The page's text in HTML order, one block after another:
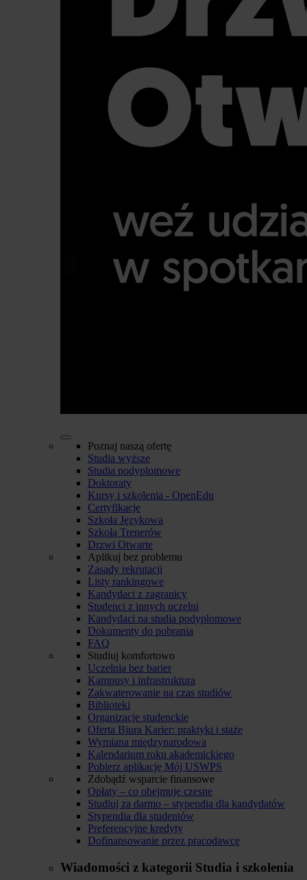
Poznaj naszą ofertę
Studia wyższe
Studia podyplomowe
Doktoraty
Kursy i szkolenia - OpenEdu
Certyfikacje
Szkoła Językowa
Szkoła Trenerów
Drzwi Otwarte
Aplikuj bez problemu
Zasady rekrutacji
Listy rankingowe
Kandydaci z zagranicy
Studenci z innych uczelni
Kandydaci na studia podyplomowe
Dokumenty do pobrania
FAQ
Studiuj komfortowo
Uczelnia bez barier
Kampusy i infrastruktura
Zakwaterowanie na czas studiów
Biblioteki
Organizacje studenckie
Oferta Biura Karier: praktyki i staże
Wymiana międzynarodowa
Kalendarium roku akademickiego
Pobierz aplikację Mój USWPS
Zdobądź wsparcie finansowe
Opłaty – co obejmuje czesne
Studiuj za darmo – stypendia dla kandydatów
Stypendia dla studentów
Preferencyjne kredyty
Dofinansowanie przez pracodawcę
Wiadomości z kategorii Studia i szkolenia